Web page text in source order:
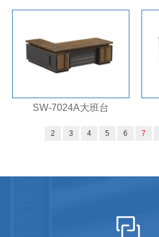
SW-7024A大班台
2 3 4 5 6 7